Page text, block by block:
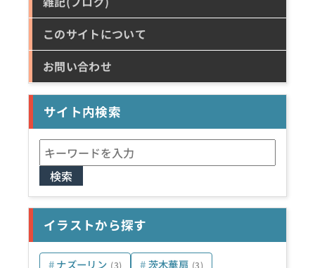
このサイトについて
お問い合わせ
サイト内検索
検
索:
イラストから探す
ナズーリン (3) 茨木華扇 (3)